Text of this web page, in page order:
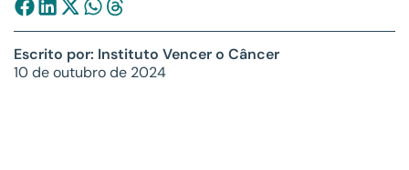
Escrito por: Instituto Vencer o Câncer
10 de outubro de 2024